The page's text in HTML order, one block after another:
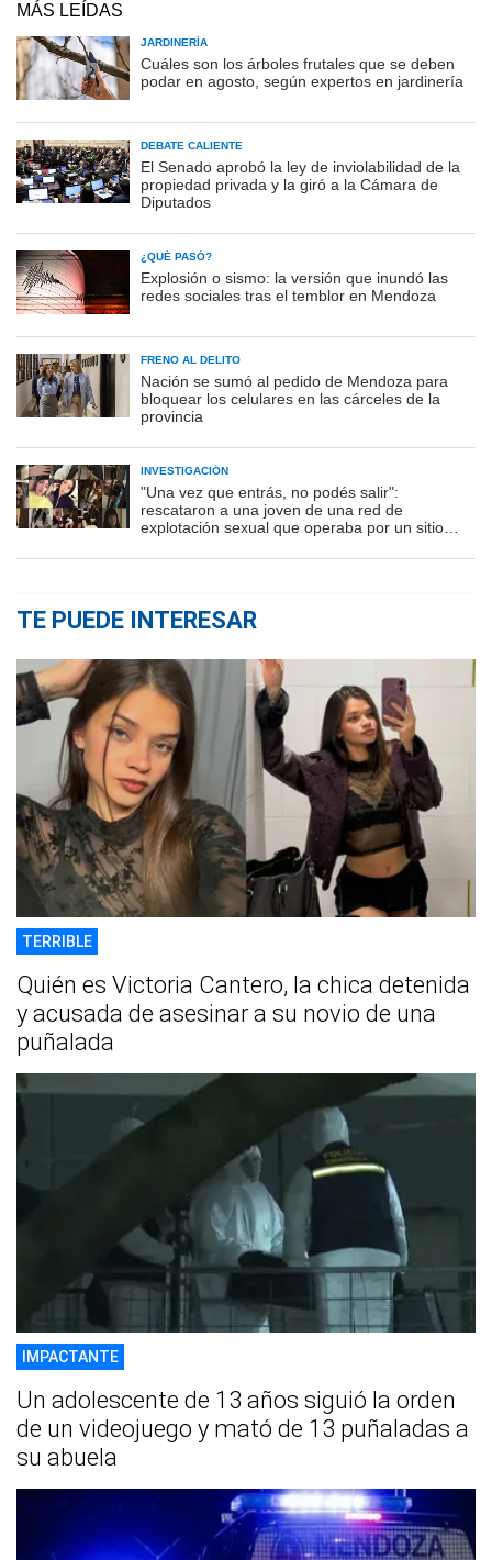
MÁS LEÍDAS
JARDINERÍA
Cuáles son los árboles frutales que se deben
podar en agosto, según expertos en jardinería
DEBATE CALIENTE
El Senado aprobó la ley de inviolabilidad de la
propiedad privada y la giró a la Cámara de
Diputados
¿QUÉ PASÓ?
Explosión o sismo: la versión que inundó las
redes sociales tras el temblor en Mendoza
FRENO AL DELITO
Nación se sumó al pedido de Mendoza para
bloquear los celulares en las cárceles de la
provincia
INVESTIGACIÓN
"Una vez que entrás, no podés salir":
rescataron a una joven de una red de
explotación sexual que operaba por un sitio
TE PUEDE INTERESAR
TERRIBLE
Quién es Victoria Cantero, la chica detenida
y acusada de asesinar a su novio de una
puñalada
IMPACTANTE
Un adolescente de 13 años siguió la orden
de un videojuego y mató de 13 puñaladas a
su abuela